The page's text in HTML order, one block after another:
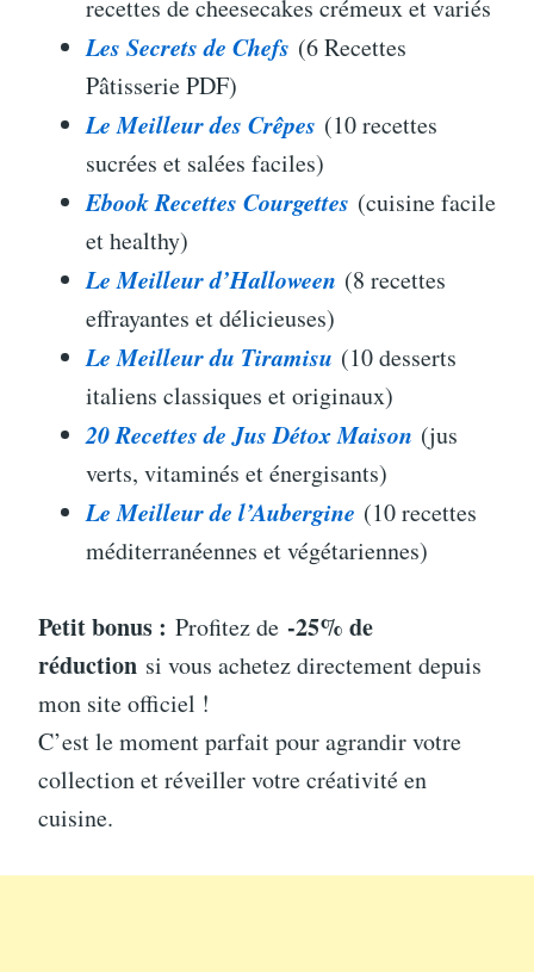
recettes de cheesecakes crémeux et variés
Les Secrets de Chefs (6 Recettes
Pâtisserie PDF)
Le Meilleur des Crêpes (10 recettes
sucrées et salées faciles)
Ebook Recettes Courgettes (cuisine facile
et healthy)
Le Meilleur d’Halloween (8 recettes
effrayantes et délicieuses)
Le Meilleur du Tiramisu (10 desserts
italiens classiques et originaux)
20 Recettes de Jus Détox Maison (jus
verts, vitaminés et énergisants)
Le Meilleur de l’Aubergine (10 recettes
méditerranéennes et végétariennes)
Petit bonus : Profitez de -25% de
réduction si vous achetez directement depuis
mon site officiel !
C’est le moment parfait pour agrandir votre
collection et réveiller votre créativité en
cuisine.